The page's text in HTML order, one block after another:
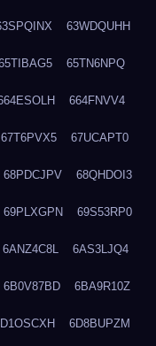
63WDQUHH
65TN6NPQ
664FNVV4
67T6PVX5 67UCAPT0
68PDCJPV 68QHDOI3
69PLXGPN 69S53RP0
6ANZ4C8L 6AS3LJQ4
6B0V87BD 6BA9R10Z
6D8BUPZM